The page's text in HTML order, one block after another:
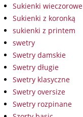
Sukienki wieczorowe
Sukienki z koronką
sukienki z printem
swetry
Swetry damskie
Swetry długie
Swetry klasyczne
Swetry oversize
Swetry rozpinane